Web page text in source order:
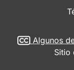
Algunos
Sitio